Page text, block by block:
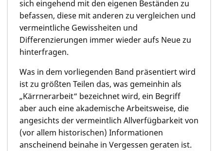
sich eingehend mit den eigenen Beständen zu
befassen, diese mit anderen zu vergleichen und
vermeintliche Gewissheiten und
Differenzierungen immer wieder aufs Neue zu
hinterfragen.
Was in dem vorliegenden Band präsentiert wird
ist zu größten Teilen das, was gemeinhin als
„Kärrnerarbeit“ bezeichnet wird, ein Begriff
aber auch eine akademische Arbeitsweise, die
angesichts der vermeintlich Allverfügbarkeit von
(vor allem historischen) Informationen
anscheinend beinahe in Vergessen geraten ist.